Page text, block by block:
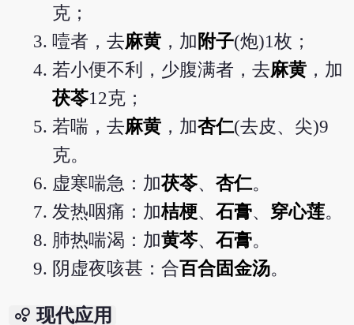
克；
噎者，去麻黄 ，加 附子(炮)1枚；
若小便不利，少腹满者，去麻黄 ，加
茯苓12克；
若喘，去麻黄 ，加杏仁(去皮、尖)9
克。
虚寒喘急：加茯苓、杏仁。
发热咽痛：加桔梗、石膏、 穿心莲。
肺热喘渴：加黄芩、石膏。
阴虚夜咳甚：合百合固金汤。
bubble_chart 现代应用